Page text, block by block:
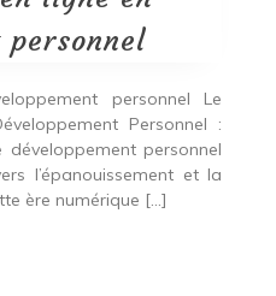
en
développement
personnel
personnel
personnel Le
Personnel :
personnel
l’épanouissement et la
ère numérique […]